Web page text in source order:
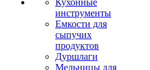
Кухонные
инструменты
Емкости для
сыпучих
продуктов
Дуршлаги
Мельницы для